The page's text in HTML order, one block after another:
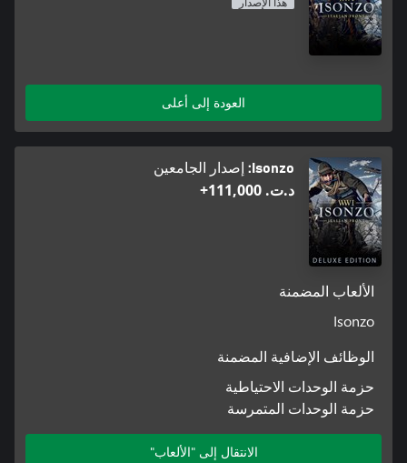
هذا الإصدار
العودة إلى أعلى
Isonzo: إصدار الجامعين
د.ت.‏ 111,000+
الألعاب المضمنة
Isonzo
الوظائف الإضافية المضمنة
حزمة الوحدات الاحتياطية
حزمة الوحدات المتمرسة
الانتقال إلى "الألعاب"